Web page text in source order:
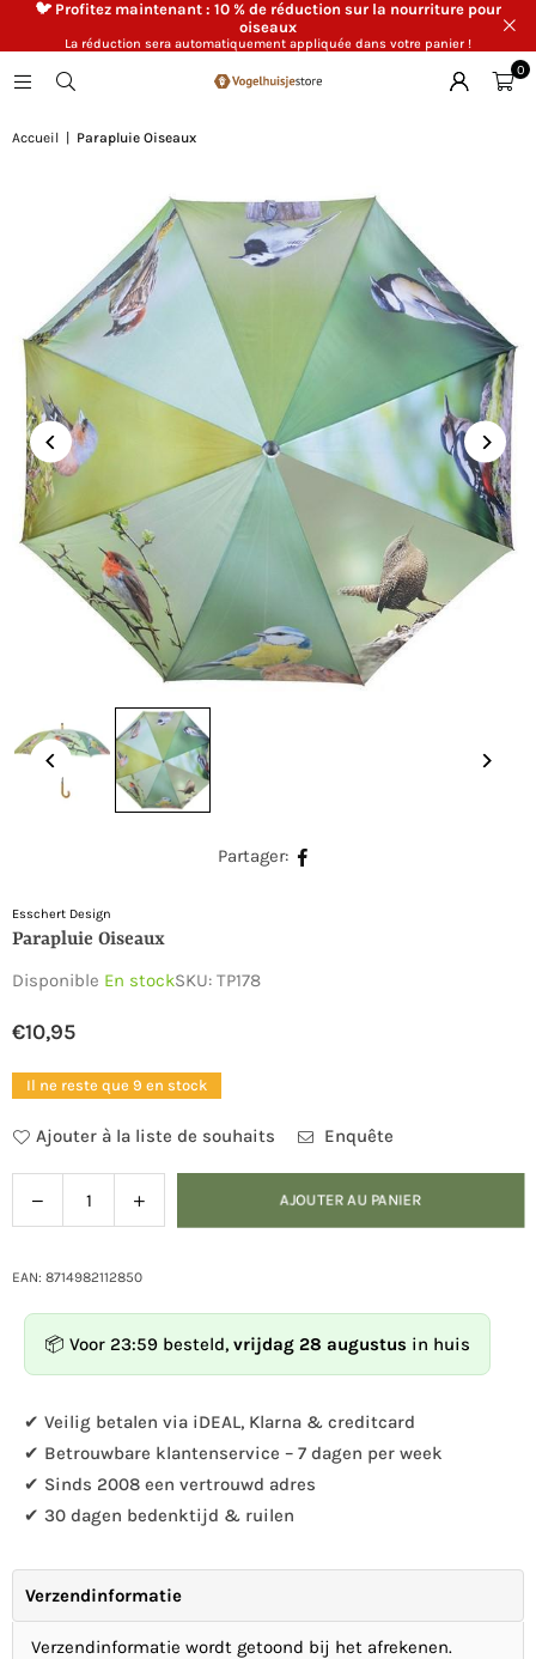
🐦 Profitez maintenant : 10 % de réduction sur la nourriture pour
oiseaux
La réduction sera automatiquement appliquée dans votre panier !
0
Accueil Parapluie Oiseaux
Partager:
Esschert Design
Parapluie Oiseaux
Disponible En stockSKU: TP178
Prix
régulier
€10,95
Il ne reste que 9 en stock
Ajouter à la liste de souhaits Enquête
Diminuer
la
pour
Oiseaux
Augmenter
la
AJOUTER AU PANIER
EAN: 8714982112850
📦 Voor 23:59 besteld, vrijdag 28 augustus in huis
✔ Veilig betalen via iDEAL, Klarna & creditcard
✔ Betrouwbare klantenservice – 7 dagen per week
✔ Sinds 2008 een vertrouwd adres
✔ 30 dagen bedenktijd & ruilen
Verzendinformatie
Verzendinformatie wordt getoond bij het afrekenen.